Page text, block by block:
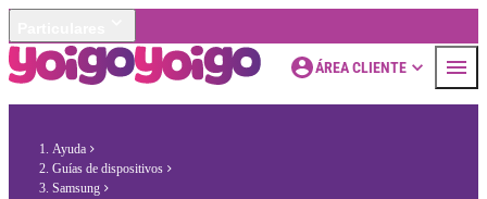
ÁREA CLIENTE
Ayuda
Guías de dispositivos
Samsung